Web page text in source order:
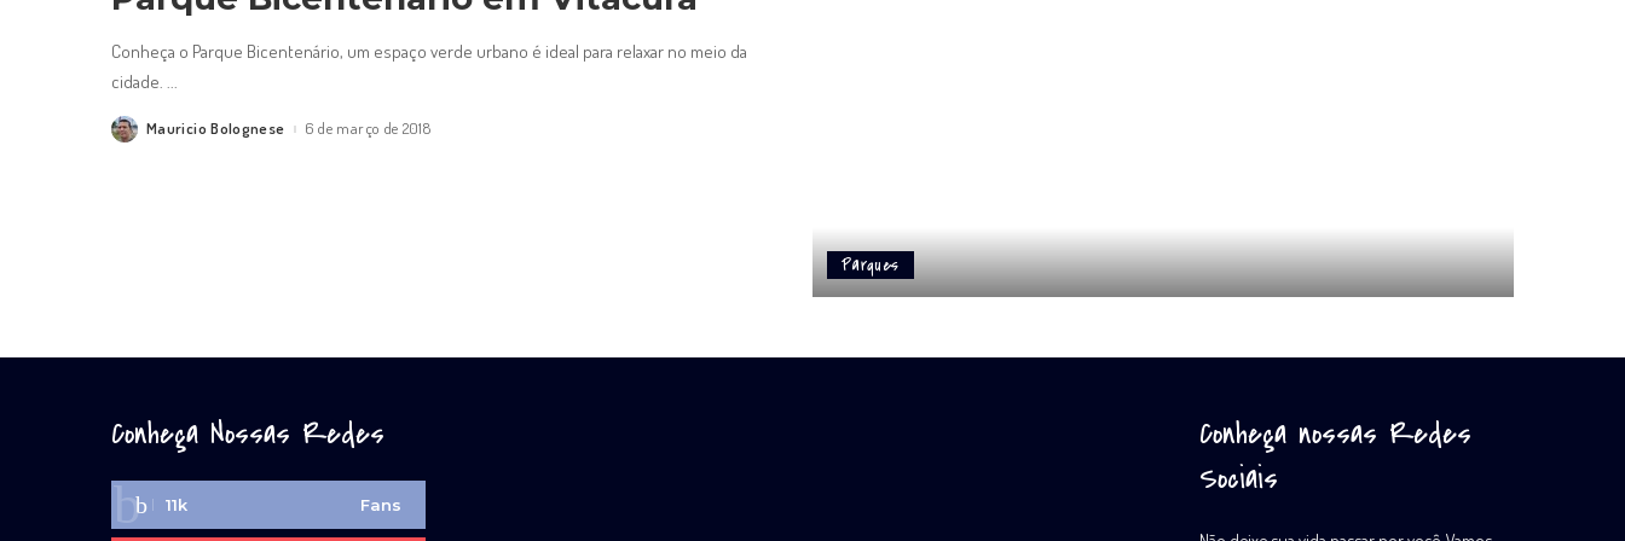
Parques
Conheça o Parque Bicentenário, um espaço verde urbano é ideal para relaxar no meio da
cidade. ...
PostedMauricio Bolognese 6 de março de 2018
Conheça Nossas Redes
11k Fans
Conheça nossas Redes
Sociais